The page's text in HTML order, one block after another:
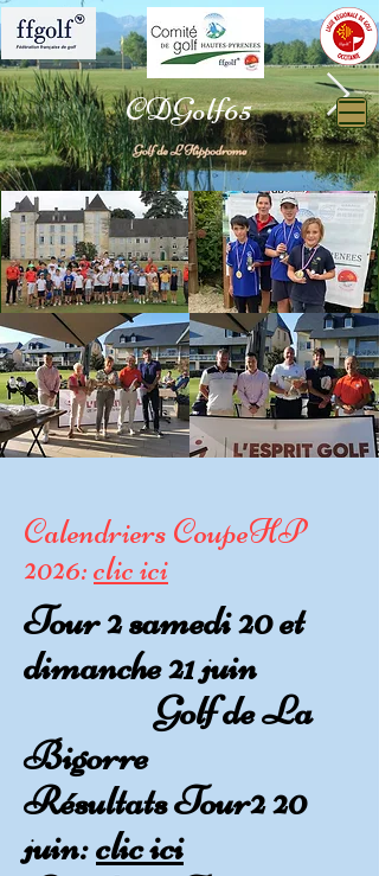
Hippodrome.jpg
Hippodrome
CDGolf65
Calendriers CoupeHP
2026:clic ici
Tour 2 samedi 20 et
dimanche 21 juin
Golf de La
Bigorre
Résultats Tour2 20
juin:clic ici